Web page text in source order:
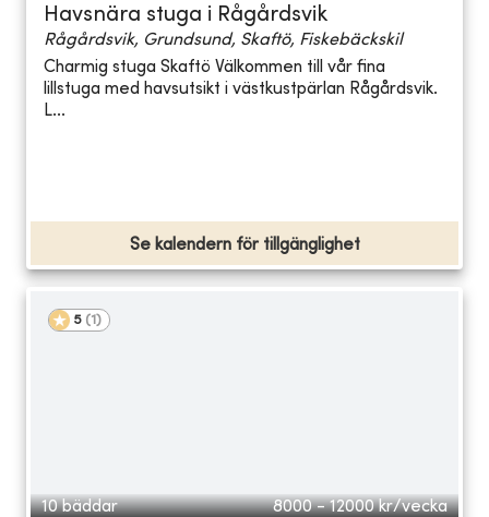
Havsnära stuga i Rågårdsvik
Rågårdsvik, Grundsund, Skaftö, Fiskebäckskil
Charmig stuga Skaftö Välkommen till vår fina
lillstuga med havsutsikt i västkustpärlan Rågårdsvik.
L...
Se kalendern för tillgänglighet
5 (1 )
10 bäddar 8000 - 12000 kr/vecka